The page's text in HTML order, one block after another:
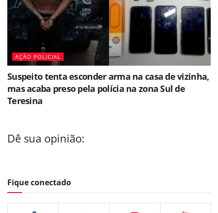
AÇÃO POLICIAL
Suspeito tenta esconder arma na casa de vizinha,
mas acaba preso pela polícia na zona Sul de
Teresina
Dê sua opinião:
Fique conectado